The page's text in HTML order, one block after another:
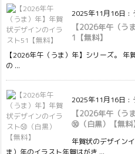
2025年11月16日 :
【2026年午（う
1【無料】
【2026年午（うま）年】シリーズ。
の ...
2025年11月16日 :
【2026年午（う
㊿（白黒）【無料】
年賀状のデザイン